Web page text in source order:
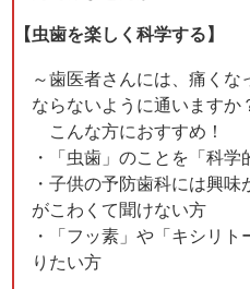
【虫歯を楽しく科学する】
～歯医者さんには、痛くな
ならないように通いますか
こんな方におすすめ！
・「虫歯」のことを「科
・子供の予防歯科には興
がこわくて聞けない方
・「フッ素」や「キシリ
りたい方